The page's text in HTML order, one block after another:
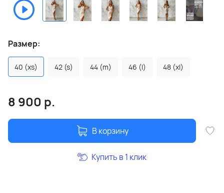
Размер:
40 (xs) 42 (s) 44 (m) 46 (l) 48 (xl)
8 900 р.
В корзину
Купить в 1 клик